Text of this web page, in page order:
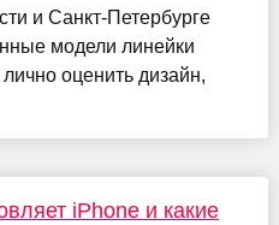
и Санкт-Петербурге
модели линейки
оценить дизайн,
iPhone и какие